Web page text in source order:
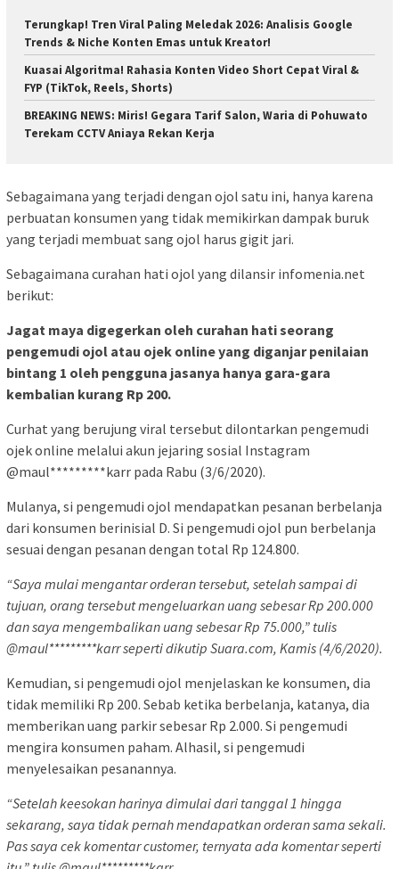
Terungkap! Tren Viral Paling Meledak 2026: Analisis Google
Trends & Niche Konten Emas untuk Kreator!
Kuasai Algoritma! Rahasia Konten Video Short Cepat Viral &
FYP (TikTok, Reels, Shorts)
BREAKING NEWS: Miris! Gegara Tarif Salon, Waria di Pohuwato
Terekam CCTV Aniaya Rekan Kerja
Sebagaimana yang terjadi dengan ojol satu ini, hanya karena
perbuatan konsumen yang tidak memikirkan dampak buruk
yang terjadi membuat sang ojol harus gigit jari.
Sebagaimana curahan hati ojol yang dilansir infomenia.net
berikut:
Jagat maya digegerkan oleh curahan hati seorang
pengemudi ojol atau ojek online yang diganjar penilaian
bintang 1 oleh pengguna jasanya hanya gara-gara
kembalian kurang Rp 200.
Curhat yang berujung viral tersebut dilontarkan pengemudi
ojek online melalui akun jejaring sosial Instagram
@maul*********karr pada Rabu (3/6/2020).
Mulanya, si pengemudi ojol mendapatkan pesanan berbelanja
dari konsumen berinisial D. Si pengemudi ojol pun berbelanja
sesuai dengan pesanan dengan total Rp 124.800.
“Saya mulai mengantar orderan tersebut, setelah sampai di
tujuan, orang tersebut mengeluarkan uang sebesar Rp 200.000
dan saya mengembalikan uang sebesar Rp 75.000,” tulis
@maul*********karr seperti dikutip Suara.com, Kamis (4/6/2020).
Kemudian, si pengemudi ojol menjelaskan ke konsumen, dia
tidak memiliki Rp 200. Sebab ketika berbelanja, katanya, dia
memberikan uang parkir sebesar Rp 2.000. Si pengemudi
mengira konsumen paham. Alhasil, si pengemudi
menyelesaikan pesanannya.
“Setelah keesokan harinya dimulai dari tanggal 1 hingga
sekarang, saya tidak pernah mendapatkan orderan sama sekali.
Pas saya cek komentar customer, ternyata ada komentar seperti